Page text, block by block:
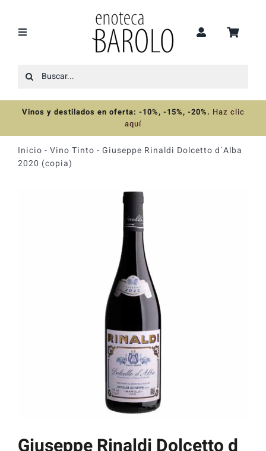
contenido
Toggle
Recomendaciones
Ofertas
Colecciones
Buscar:
Vinos y destilados en oferta: -10%, -15%, -20%. Haz clic
aquí
Inicio - Vino Tinto - Giuseppe Rinaldi Dolcetto d´Alba
2020 (copia)